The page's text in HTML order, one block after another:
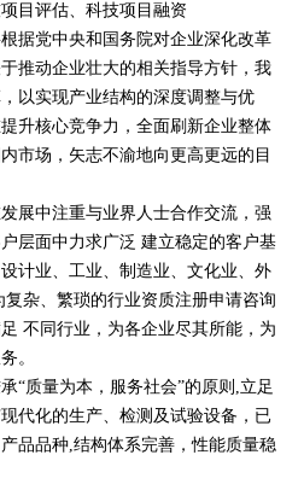
目评估、科技项目融资
据党中央和国务院对企业深化改革
推动企业壮大的相关指导方针，我
以实现产业结构的深度调整与优
升核心竞争力，全面刷新企业整体
市场，矢志不渝地向更高更远的目
展中注重与业界人士合作交流，强
层面中力求广泛 建立稳定的客户基
计业、工业、制造业、文化业、外
杂、繁琐的行业资质注册申请咨询
不同行业，为各企业尽其所能，为
。
“质量为本，服务社会”的原则,立足
代化的生产、检测及试验设备，已
品品种,结构体系完善，性能质量稳